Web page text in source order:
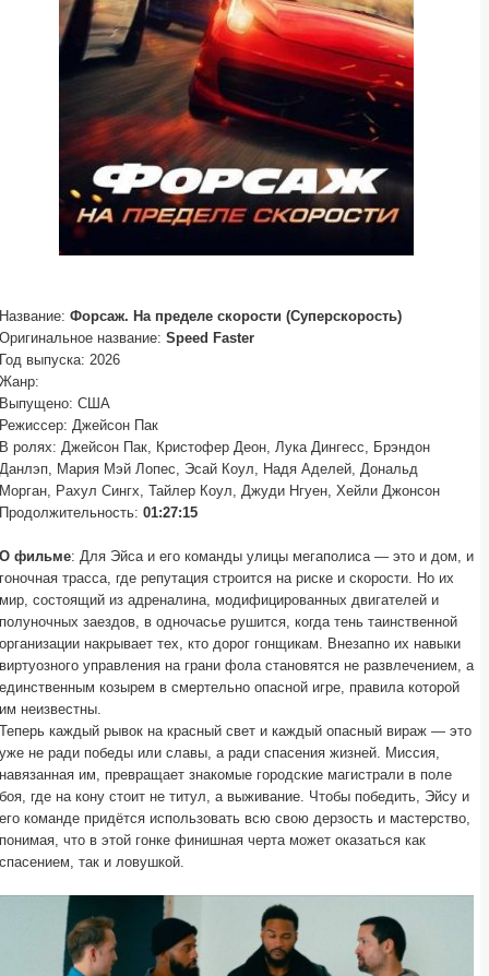
Название: Форсаж. На пределе скорости (Суперскорость)
Оригинальное название: Speed Faster
Год выпуска: 2026
Жанр:
Выпущено: США
Режиссер: Джейсон Пак
В ролях: Джейсон Пак, Кристофер Деон, Лука Дингесс, Брэндон
Данлэп, Мария Мэй Лопес, Эсай Коул, Надя Аделей, Дональд
Морган, Рахул Сингх, Тайлер Коул, Джуди Нгуен, Хейли Джонсон
Продолжительность: 01:27:15
О фильме: Для Эйса и его команды улицы мегаполиса — это и дом, и
гоночная трасса, где репутация строится на риске и скорости. Но их
мир, состоящий из адреналина, модифицированных двигателей и
полуночных заездов, в одночасье рушится, когда тень таинственной
организации накрывает тех, кто дорог гонщикам. Внезапно их навыки
виртуозного управления на грани фола становятся не развлечением, а
единственным козырем в смертельно опасной игре, правила которой
им неизвестны.
Теперь каждый рывок на красный свет и каждый опасный вираж — это
уже не ради победы или славы, а ради спасения жизней. Миссия,
навязанная им, превращает знакомые городские магистрали в поле
боя, где на кону стоит не титул, а выживание. Чтобы победить, Эйсу и
его команде придётся использовать всю свою дерзость и мастерство,
понимая, что в этой гонке финишная черта может оказаться как
спасением, так и ловушкой.